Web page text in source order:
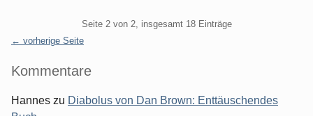
Seite 2 von 2, insgesamt 18 Einträge
← vorherige Seite
Seitenleiste
Kommentare
Hannes zu Diabolus von Dan Brown: Enttäuschendes